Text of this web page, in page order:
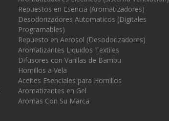
Repuestos en Esencia (Aromatizadores)
Desodorizadores Automaticos (Digitales
Programables)
Repuesto en Aerosol (Desodorizadores)
Aromatizantes Liquidos Textiles
Difusores con Varillas de Bambu
Hornillos a Vela
Aceites Esenciales para Hornillos
Aromatizantes en Gel
Aromas Con Su Marca